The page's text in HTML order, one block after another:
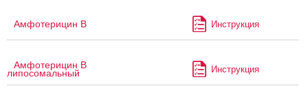
Амфотерицин В Инструкция
Амфотерицин В
липосомальный Инструкция